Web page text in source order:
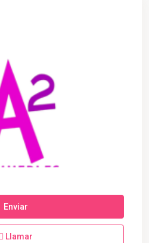
Enviar
Llamar